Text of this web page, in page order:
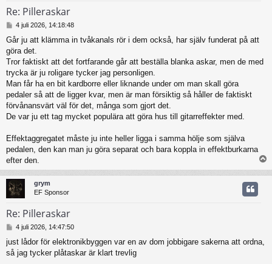
Re: Pilleraskar
l
ä
g
g
4 juli 2026, 14:18:48
Går ju att klämma in tvåkanals rör i dem också, har själv funderat på att
göra det.
Tror faktiskt att det fortfarande går att beställa blanka askar, men de med
trycka är ju roligare tycker jag personligen.
Man får ha en bit kardborre eller liknande under om man skall göra
pedaler så att de ligger kvar, men är man försiktig så håller de faktiskt
förvånansvärt väl för det, många som gjort det.
De var ju ett tag mycket populära att göra hus till gitarreffekter med.
Effektaggregatet måste ju inte heller ligga i samma hölje som själva
pedalen, den kan man ju göra separat och bara koppla in effektburkarna
efter den.
p
p
grym
EF Sponsor
Re: Pilleraskar
l
ä
4 juli 2026, 14:47:50
just lådor för elektronikbyggen var en av dom jobbigare sakerna att ordna,
så jag tycker plåtaskar är klart trevlig